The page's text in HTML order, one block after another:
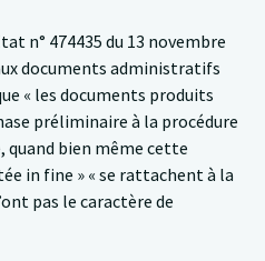
n° 474435 du 13 novembre
documents administratifs
« les documents produits
préliminaire à la procédure
bien même cette
in fine » « se rattachent à la
pas le caractère de